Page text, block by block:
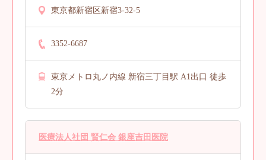
東京都新宿区新宿3-32-5
3352-6687
東京メトロ丸ノ内線 新宿三丁目駅 A1出口 徒歩
2分
医療法人社団 賢仁会 銀座吉田医院